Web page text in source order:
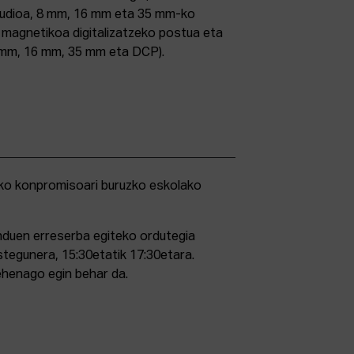
8 mm, 16 mm eta 35 mm-ko
digitalizatzeko postua eta
16 mm, 35 mm eta DCP).
erreserba egiteko ordutegia
15:30etatik 17:30etara.
egin behar da.